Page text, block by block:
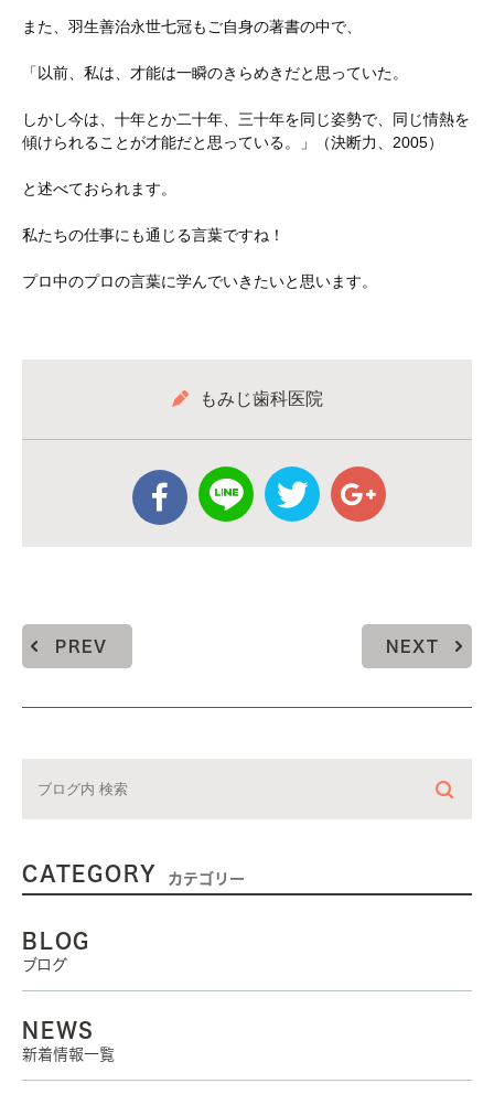
また、羽生善治永世七冠もご自身の著書の中で、
「以前、私は、才能は一瞬のきらめきだと思っていた。
しかし今は、十年とか二十年、三十年を同じ姿勢で、同じ情熱を
傾けられることが才能だと思っている。」（決断力、2005）
と述べておられます。
私たちの仕事にも通じる言葉ですね！
プロ中のプロの言葉に学んでいきたいと思います。
もみじ歯科医院
PREV NEXT
CATEGORY カテゴリー
BLOG
ブログ
NEWS
新着情報一覧